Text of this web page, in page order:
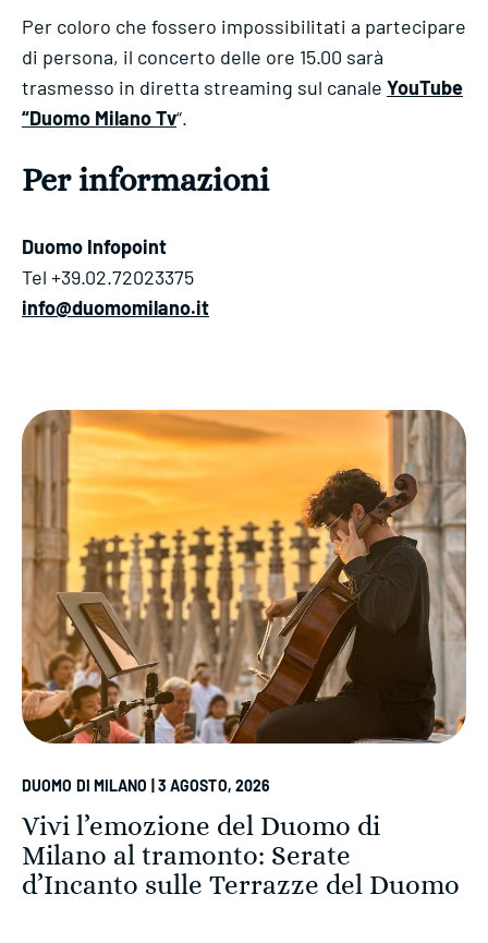
Per coloro che fossero impossibilitati a partecipare
di persona, il concerto delle ore 15.00 sarà
trasmesso in diretta streaming sul canale YouTube
“Duomo Milano Tv“.
Per informazioni
Duomo Infopoint
Tel +39.02.72023375
info@duomomilano.it
DUOMO DI MILANO | 3 AGOSTO, 2026
Vivi l’emozione del Duomo di
Milano al tramonto: Serate
d’Incanto sulle Terrazze del Duomo